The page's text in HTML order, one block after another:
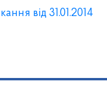
від 31.01.2014